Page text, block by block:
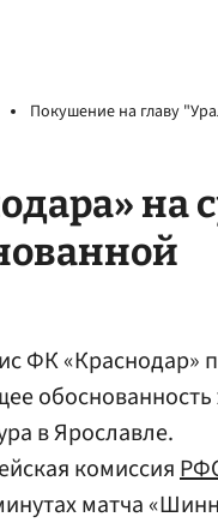
Покушение на главу
на
ФК
в Ярославле.
комиссия
матча